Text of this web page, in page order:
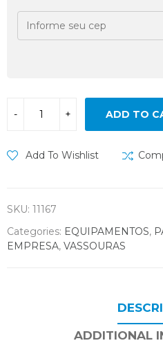
ADD TO
Add To Wishlist
SKU: 11167
Categories: EQUIPAMENTOS,
EMPRESA, VASSOURAS
ADDITIONAL